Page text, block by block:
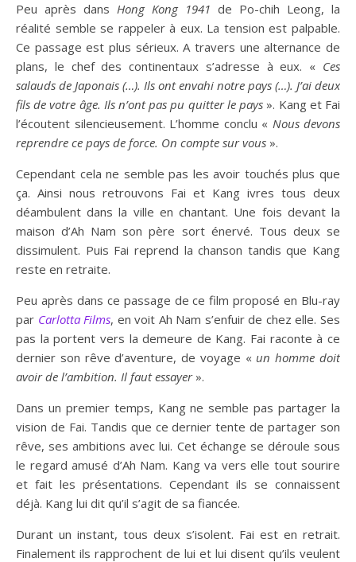
Peu après dans Hong Kong 1941 de Po-chih Leong, la
réalité semble se rappeler à eux. La tension est palpable.
Ce passage est plus sérieux. A travers une alternance de
plans, le chef des continentaux s’adresse à eux. « Ces
salauds de Japonais (…). Ils ont envahi notre pays (…). J’ai deux
fils de votre âge. Ils n’ont pas pu quitter le pays ». Kang et Fai
l’écoutent silencieusement. L’homme conclu « Nous devons
reprendre ce pays de force. On compte sur vous ».
Cependant cela ne semble pas les avoir touchés plus que
ça. Ainsi nous retrouvons Fai et Kang ivres tous deux
déambulent dans la ville en chantant. Une fois devant la
maison d’Ah Nam son père sort énervé. Tous deux se
dissimulent. Puis Fai reprend la chanson tandis que Kang
reste en retraite.
Peu après dans ce passage de ce film proposé en Blu-ray
par Carlotta Films, en voit Ah Nam s’enfuir de chez elle. Ses
pas la portent vers la demeure de Kang. Fai raconte à ce
dernier son rêve d’aventure, de voyage « un homme doit
avoir de l’ambition. Il faut essayer».
Dans un premier temps, Kang ne semble pas partager la
vision de Fai. Tandis que ce dernier tente de partager son
rêve, ses ambitions avec lui. Cet échange se déroule sous
le regard amusé d’Ah Nam. Kang va vers elle tout sourire
et fait les présentations. Cependant ils se connaissent
déjà. Kang lui dit qu’il s’agit de sa fiancée.
Durant un instant, tous deux s’isolent. Fai est en retrait.
Finalement ils rapprochent de lui et lui disent qu’ils veulent